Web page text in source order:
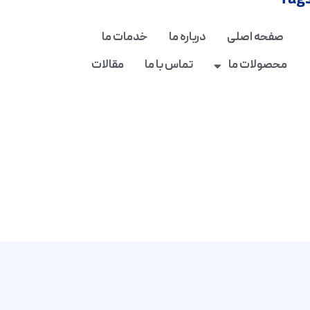
صفحه اصلی درباره ما
خدمات ما
محصولات ما
تماس با ما مقالات